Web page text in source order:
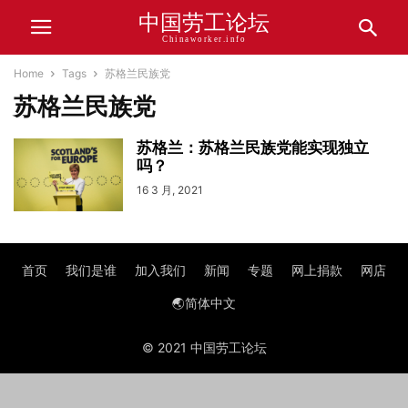
中国劳工论坛
Chinaworker.info
Home Tags 苏格兰民族党
苏格兰民族党
苏格兰：苏格兰民族党能实现独立
吗？
16 3 月, 2021
首页 我们是谁 加入我们 新闻 专题 网上捐款 网店
🌏简体中文
© 2021 中国劳工论坛